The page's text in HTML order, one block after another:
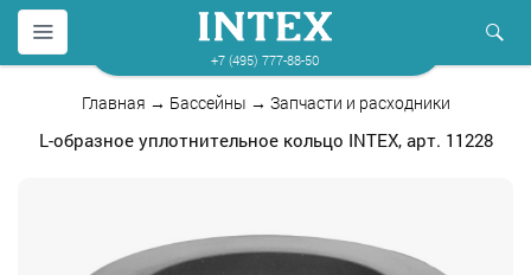
+7 (495) 777-88-50
Главная → Бассейны → Запчасти и расходники
L-образное уплотнительное кольцо INTEX, арт. 11228